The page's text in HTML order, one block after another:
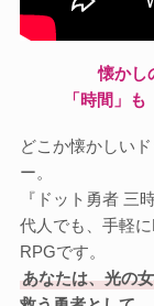
懐かし
「時間」
どこか懐かしい
ー。
『ドット勇者 三
代人でも、手軽
RPGです。
あなたは、光の